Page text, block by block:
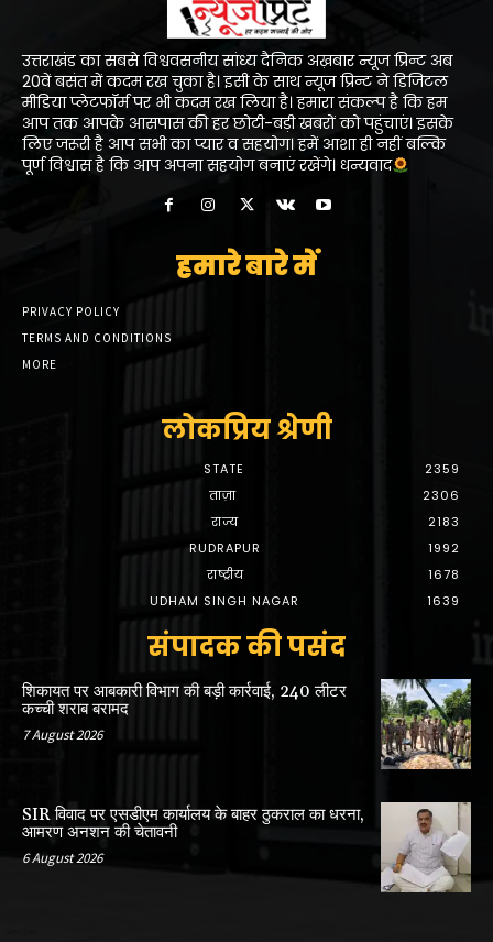
उत्तराखंड का सबसे विश्ववसनीय सांध्य दैनिक अख़बार न्यूज प्रिन्ट अब
20वें बसंत में कदम रख चुका है। इसी के साथ न्यूज प्रिन्ट ने डिजिटल
मीडिया प्लेटफॉर्म पर भी कदम रख लिया है। हमारा संकल्प है कि हम
आप तक आपके आसपास की हर छोटी-बड़ी खबरों को पहुंचाएं। इसके
लिए जरूरी है आप सभी का प्यार व सहयोग। हमें आशा ही नहीं बल्कि
पूर्ण विश्वास है कि आप अपना सहयोग बनाएं रखेंगे। धन्यवाद
हमारे बारे में
PRIVACY POLICY
TERMS AND CONDITIONS
MORE
लोकप्रिय श्रेणी
STATE
2359
ताज़ा
2306
राज्य
2183
RUDRAPUR
1992
राष्ट्रीय
1678
UDHAM SINGH NAGAR
1639
संपादक की पसंद
शिकायत पर आबकारी विभाग की बड़ी कार्रवाई, 240 लीटर
कच्ची शराब बरामद
7 August 2026
SIR विवाद पर एसडीएम कार्यालय के बाहर ठुकराल का धरना,
आमरण अनशन की चेतावनी
6 August 2026